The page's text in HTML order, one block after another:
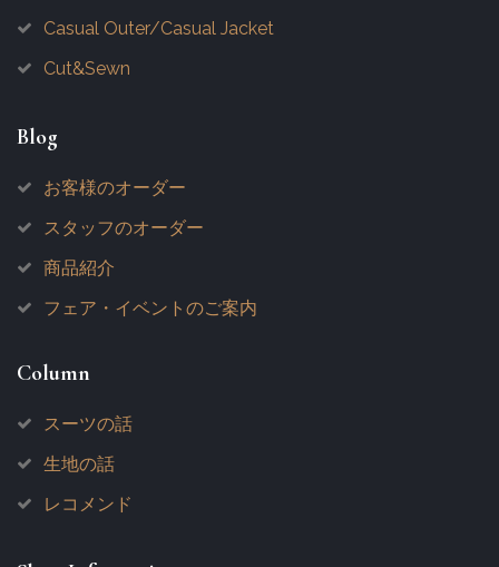
Casual Outer/Casual Jacket
Cut&Sewn
Blog
お客様のオーダー
スタッフのオーダー
商品紹介
フェア・イベントのご案内
Column
スーツの話
生地の話
レコメンド